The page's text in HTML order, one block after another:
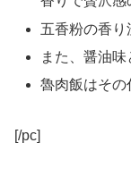
五香粉の香
また、醤油
魯肉飯はその
[/pc]